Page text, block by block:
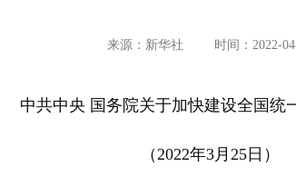
来源：新华社 时间：2022-
中共中央 国务院关于加快建设全国统
（2022年3月25日）